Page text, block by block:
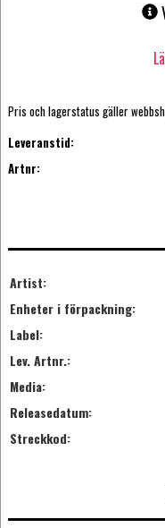
Pris och lagerstatus gäller
Leveranstid:
Artnr:
Artist:
Enheter i förpackning:
Label:
Lev. Artnr.:
Media:
Releasedatum:
Streckkod: